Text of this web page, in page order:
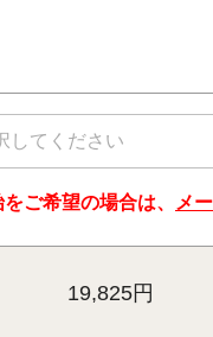
ご希望の場合は、 メ
19,825円